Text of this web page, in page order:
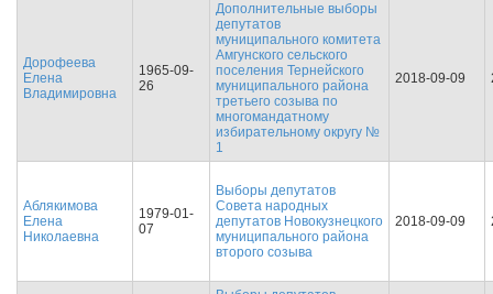
Дорофеева
Елена
Владимировна
1965-09-
26
Дополнительные выборы
депутатов
муниципального комитета
Амгунского сельского
поселения Тернейского
муниципального района
третьего созыва по
многомандатному
избирательному округу №
1
2018-09-09
Аблякимова
Елена
Николаевна
1979-01-
07
Выборы депутатов
Совета народных
депутатов Новокузнецкого
муниципального района
второго созыва
2018-09-09